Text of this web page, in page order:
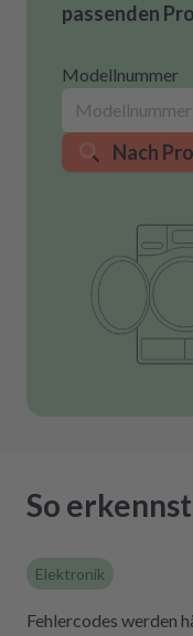
passenden
Modellnummer
Nach
So
Elektronik
Fehlercodes werden